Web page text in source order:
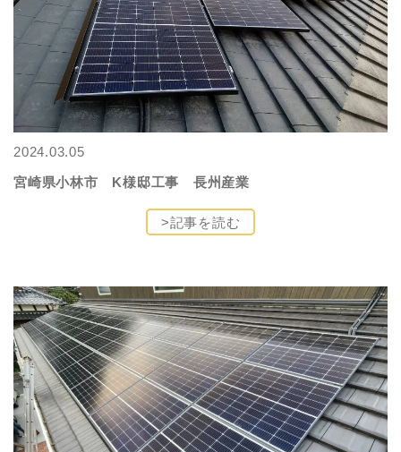
2024.03.05
宮崎県小林市 K様邸工事 長州産業
>記事を読む